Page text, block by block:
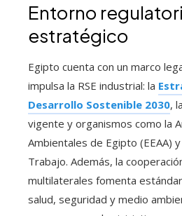
Entorno
estratégico
Egipto cuenta con un marco
impulsa la RSE industrial: la
Desarrollo Sostenible 2030,
vigente y organismos como la
Ambientales de Egipto (EEAA)
Trabajo. Además, la
multilaterales fomenta
salud, seguridad y medio